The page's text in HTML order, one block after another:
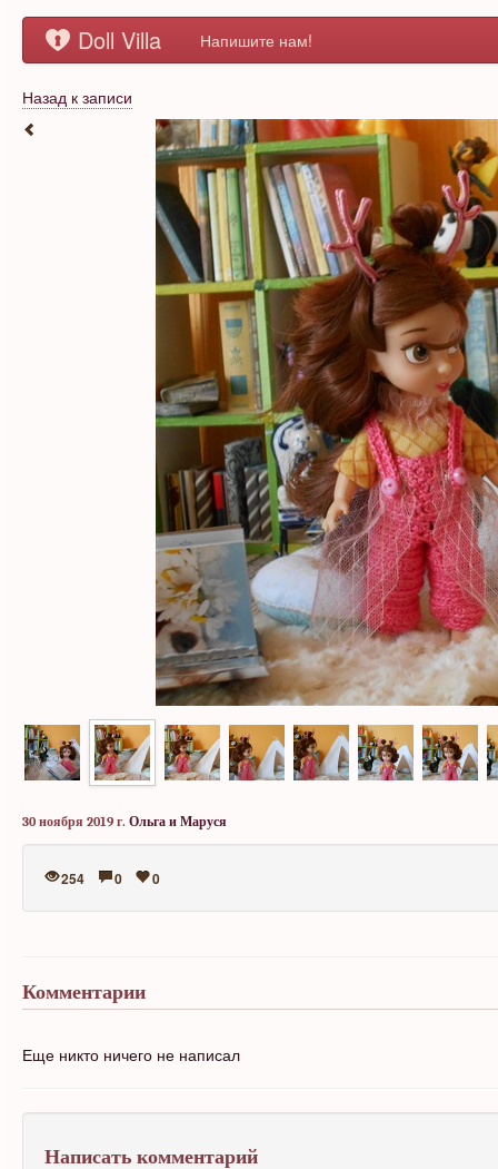
Doll Villa Напишите нам!
Назад к записи
30 ноября 2019 г. Ольга и Маруся
254 0 0
Комментарии
Еще никто ничего не написал
Написать комментарий